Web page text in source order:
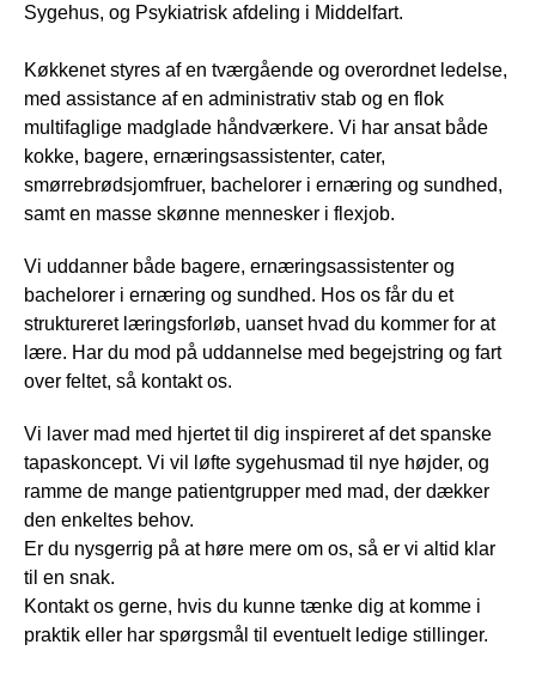
Sygehus, og Psykiatrisk afdeling i Middelfart.
Køkkenet styres af en tværgående og overordnet ledelse,
med assistance af en administrativ stab og en flok
multifaglige madglade håndværkere. Vi har ansat både
kokke, bagere, ernæringsassistenter, cater,
smørrebrødsjomfruer, bachelorer i ernæring og sundhed,
samt en masse skønne mennesker i flexjob.
Vi uddanner både bagere, ernæringsassistenter og
bachelorer i ernæring og sundhed. Hos os får du et
struktureret læringsforløb, uanset hvad du kommer for at
lære. Har du mod på uddannelse med begejstring og fart
over feltet, så kontakt os.
Vi laver mad med hjertet til dig inspireret af det spanske
tapaskoncept. Vi vil løfte sygehusmad til nye højder, og
ramme de mange patientgrupper med mad, der dækker
den enkeltes behov.
Er du nysgerrig på at høre mere om os, så er vi altid klar
til en snak.
Kontakt os gerne, hvis du kunne tænke dig at komme i
praktik eller har spørgsmål til eventuelt ledige stillinger.